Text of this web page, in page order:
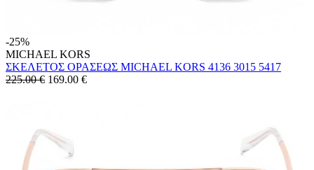
-25%
MICHAEL KORS
ΣΚΕΛΕΤΟΣ ΟΡΑΣΕΩΣ MICHAEL KORS 4136 3015 5417
225.00 € 169.00 €